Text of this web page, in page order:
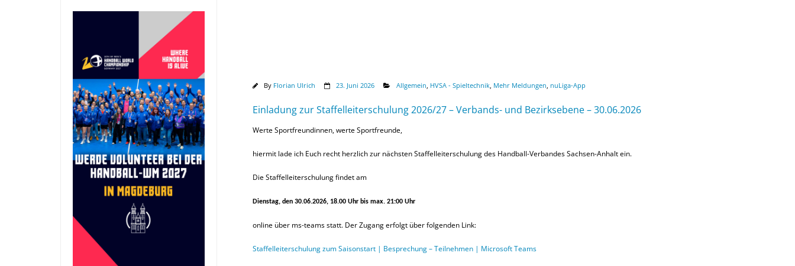
By Florian Ulrich 23. Juni 2026 Allgemein, HVSA - Spieltechnik, Mehr Meldungen, nuLiga-App
Einladung zur Staffelleiterschulung 2026/27 – Verbands- und Bezirksebene – 30.06.2026
Werte Sportfreundinnen, werte Sportfreunde,
hiermit lade ich Euch recht herzlich zur nächsten Staffelleiterschulung des Handball-Verbandes Sachsen-Anhalt ein.
Die Staffelleiterschulung findet am
Dienstag, den 30.06.2026, 18.00 Uhr bis max. 21:00 Uhr
online über ms-teams statt. Der Zugang erfolgt über folgenden Link:
Staffelleiterschulung zum Saisonstart | Besprechung – Teilnehmen | Microsoft Teams